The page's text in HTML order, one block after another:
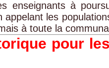
enseignants à
appelant les
à toute la
pour